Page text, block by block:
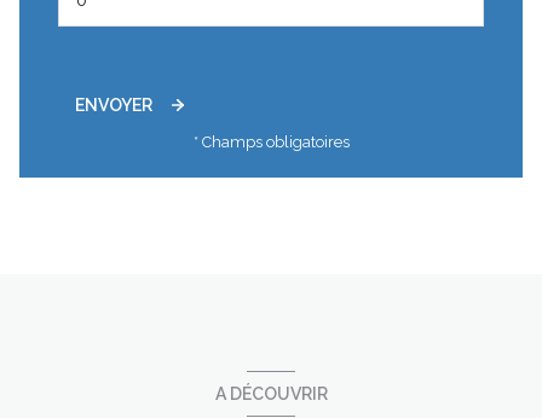
ENVOYER
* Champs obligatoires
A DÉCOUVRIR